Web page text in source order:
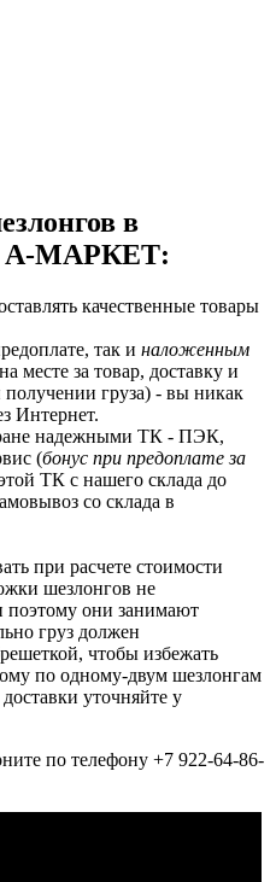
в
А-МАРКЕТ:
качественные товары
так и наложенным
месте за товар, доставку и
получении груза) - вы никак
Интернет.
надежными ТК - ПЭК,
(бонус при предоплате за
ТК с нашего склада до
со склада в
при расчете стоимости
шезлонгов не
поэтому они занимают
груз должен
чтобы избежать
по одному-двум шезлонгам
уточняйте у
по телефону +7 922-64-86-